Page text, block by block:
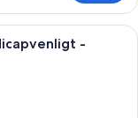
med et stort vindue,
-